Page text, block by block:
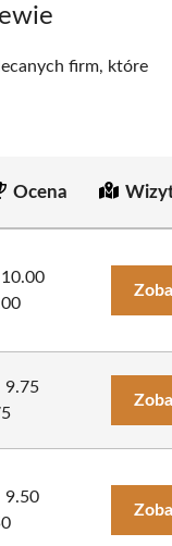
firm, które
Ocena
10.00
9.75
9.50